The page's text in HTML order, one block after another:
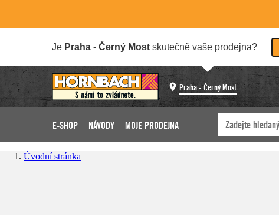
Je Praha - Černý Most skutečně vaše prodejna?
Praha - Černý Most
E-SHOP NÁVODY MOJE PRODEJNA
Úvodní stránka